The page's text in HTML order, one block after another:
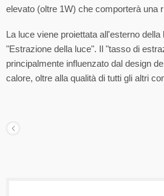
elevato (oltre 1W) che comporterà una
La luce viene proiettata all'esterno
"Estrazione della luce". Il "tasso di
principalmente influenzato dal design
calore, oltre alla qualità di tutti gli altri